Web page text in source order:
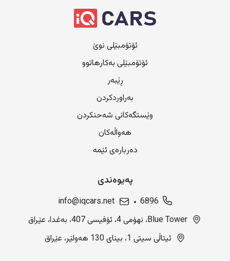
ئۆتۆمبێلی نوێ
ئۆتۆمبێلی بەکارهاتوو
ڕێبەر
بەراوردکردن
وێستگەکانی شەحنکردن
هەواڵەکان
دەربارەی ئێمە
پەیوەندی
6896
info@iqcars.net
Blue Tower، نهۆمی 4، ئۆفیسی 407، بەغدا، عێراق
ئیتاڵی سیتی 1، بینای 130 هەولێر، عێراق